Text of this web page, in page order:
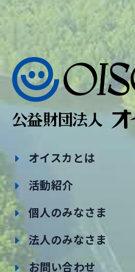
オイスカとは
活動紹介
個人のみなさま
法人のみなさま
お問い合わせ